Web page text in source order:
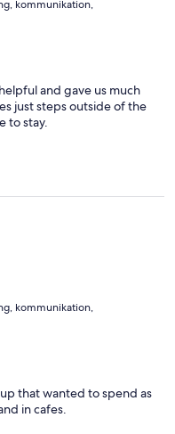
kommunikation,
and gave us much
just steps outside of the
to stay.
kommunikation,
that wanted to spend as
in cafes.